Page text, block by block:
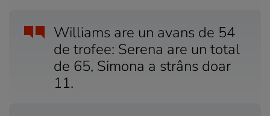
Williams are un avans de 54
de trofee: Serena are un total
de 65, Simona a strâns doar
11.